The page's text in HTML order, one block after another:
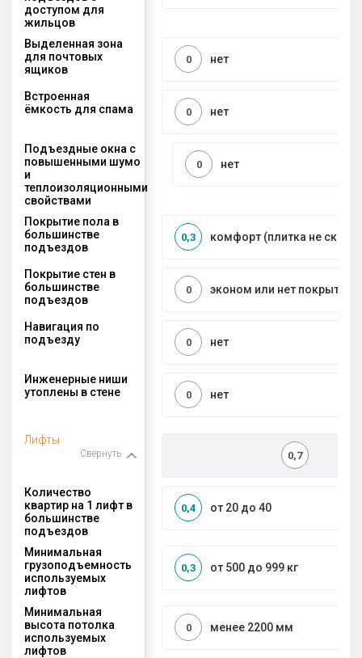
доступом для
жильцов
Выделенная зона
для почтовых
ящиков
нет
0
Встроенная
ёмкость для спама
нет
0
Подъездные окна с
повышенными шумо
и
теплоизоляционными
свойствами
нет
0
Покрытие пола в
большинстве
подъездов
комфорт (плитка не
0,3
Покрытие стен в
большинстве
подъездов
эконом или нет покрытия
0
Навигация по
подъезду
нет
0
Инженерные ниши
утоплены в стене
нет
0
Лифты
Свернуть 0,7
Количество
квартир на 1 лифт в
большинстве
подъездов
от 20 до 40
0,4
Минимальная
грузоподъемность
используемых
лифтов
от 500 до 999 кг
0,3
Минимальная
высота потолка
используемых
лифтов
менее 2200 мм
0